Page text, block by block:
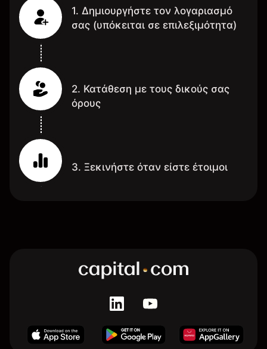
1. Δημιουργήστε τον λογαριασμό
σας (υπόκειται σε επιλεξιμότητα)
2. Κατάθεση με τους δικούς σας
όρους
3. Ξεκινήστε όταν είστε έτοιμοι